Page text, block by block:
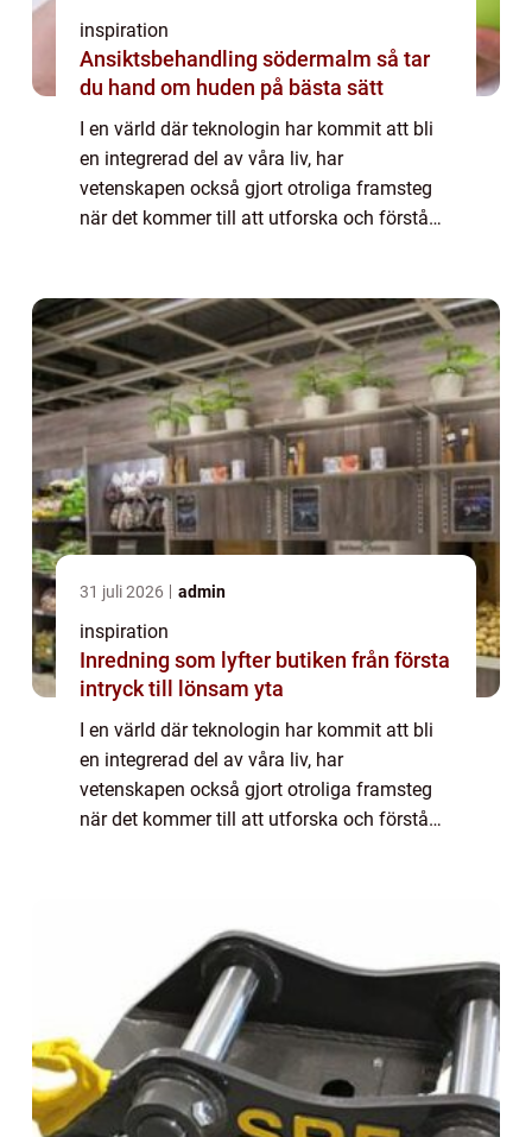
inspiration
Ansiktsbehandling södermalm så tar
du hand om huden på bästa sätt
I en värld där teknologin har kommit att bli
en integrerad del av våra liv, har
vetenskapen också gjort otroliga framsteg
när det kommer till att utforska och förstå
31 juli 2026 admin
inspiration
Inredning som lyfter butiken från första
intryck till lönsam yta
I en värld där teknologin har kommit att bli
en integrerad del av våra liv, har
vetenskapen också gjort otroliga framsteg
när det kommer till att utforska och förstå